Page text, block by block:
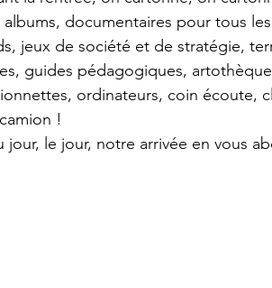
albums, documentaires pour tous
jeux de société et de stratégie,
guides pédagogiques,
ordinateurs, coin écoute,
!
jour, le jour, notre arrivée en vous